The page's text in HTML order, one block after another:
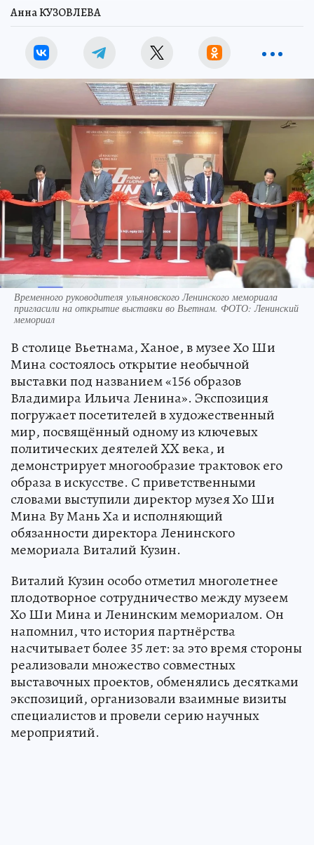
Анна КУЗОВЛЕВА
Временного руководителя ульяновского Ленинского мемориала
пригласили на открытие выставки во Вьетнам. ФОТО: Ленинский
мемориал
В столице Вьетнама, Ханое, в музее Хо Ши
Мина состоялось открытие необычной
выставки под названием «156 образов
Владимира Ильича Ленина». Экспозиция
погружает посетителей в художественный
мир, посвящённый одному из ключевых
политических деятелей XX века, и
демонстрирует многообразие трактовок его
образа в искусстве. С приветственными
словами выступили директор музея Хо Ши
Мина Ву Мань Ха и исполняющий
обязанности директора Ленинского
мемориала Виталий Кузин.
Виталий Кузин особо отметил многолетнее
плодотворное сотрудничество между музеем
Хо Ши Мина и Ленинским мемориалом. Он
напомнил, что история партнёрства
насчитывает более 35 лет: за это время стороны
реализовали множество совместных
выставочных проектов, обменялись десятками
экспозиций, организовали взаимные визиты
специалистов и провели серию научных
мероприятий.